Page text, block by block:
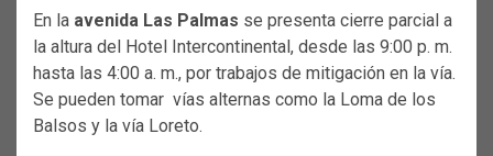
En la avenida Las Palmas se presenta cierre parcial a
la altura del Hotel Intercontinental, desde las 9:00 p. m.
hasta las 4:00 a. m., por trabajos de mitigación en la vía.
Se pueden tomar vías alternas como la Loma de los
Balsos y la vía Loreto.